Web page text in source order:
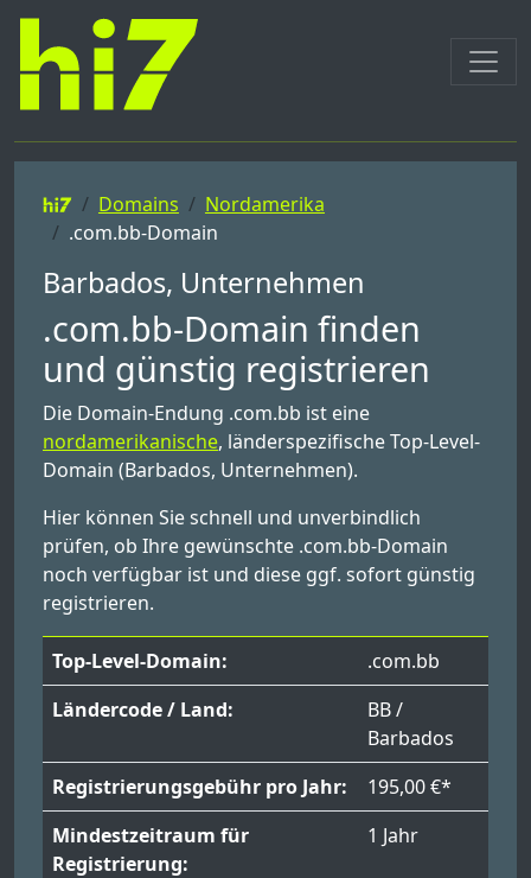
Domains
Nordamerika
.com.bb-Domain
Barbados, Unternehmen
.com.bb-Domain finden
und günstig registrieren
Die Domain-Endung .com.bb ist eine
nordamerikanische, länderspezifische Top-Level-
Domain (Barbados, Unternehmen).
Hier können Sie schnell und unverbindlich
prüfen, ob Ihre gewünschte .com.bb-Domain
noch verfügbar ist und diese ggf. sofort günstig
registrieren.
Top-Level-Domain:
.com.bb
Ländercode / Land:
BB /
Barbados
Registrierungsgebühr pro Jahr:
195,00 €*
Mindestzeitraum für
Registrierung:
1 Jahr